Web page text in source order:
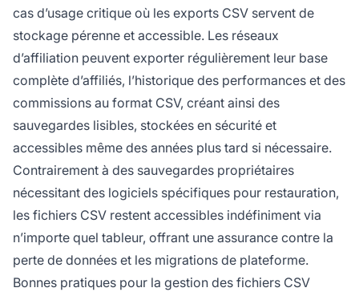
cas d’usage critique où les exports CSV servent de
stockage pérenne et accessible. Les réseaux
d’affiliation peuvent exporter régulièrement leur base
complète d’affiliés, l’historique des performances et des
commissions au format CSV, créant ainsi des
sauvegardes lisibles, stockées en sécurité et
accessibles même des années plus tard si nécessaire.
Contrairement à des sauvegardes propriétaires
nécessitant des logiciels spécifiques pour restauration,
les fichiers CSV restent accessibles indéfiniment via
n’importe quel tableur, offrant une assurance contre la
perte de données et les migrations de plateforme.
Bonnes pratiques pour la gestion des fichiers CSV